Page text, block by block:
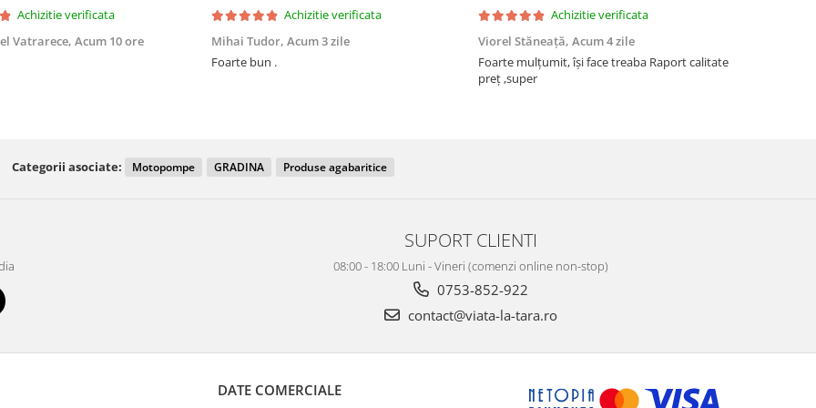
Achizitie verificata
Vatrarece, Acum 10 ore
Achizitie verificata
Mihai Tudor, Acum 3 zile
Foarte bun .
Achizitie verificata
Viorel Stăneață, Acum 4 zile
Foarte mulțumit, își face treaba Raport calitate
preț ,super
Categorii asociate: Motopompe GRADINA Produse agabaritice
SUPORT CLIENTI
08:00 - 18:00 Luni - Vineri (comenzi online non-stop)
0753-852-922
contact@viata-la-tara.ro
DATE COMERCIALE